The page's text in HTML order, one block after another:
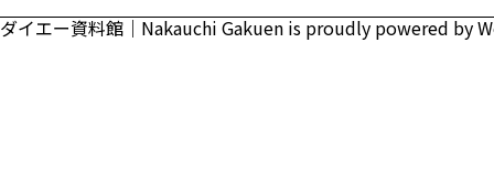
ダイエー資料館｜Nakauchi Gakuen is proudly powered by